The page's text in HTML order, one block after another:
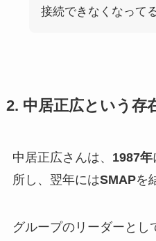
接続できなくなって
2. 中居正広という
中居正広さんは、 1987年
所し、翌年にはSMAPを
グループのリーダーとし